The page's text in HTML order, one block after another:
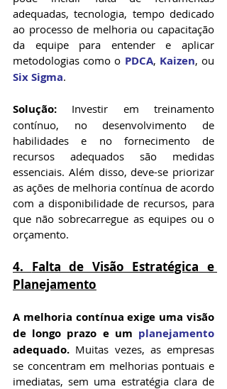
adequadas, tecnologia, tempo dedicado
ao processo de melhoria ou capacitação
da equipe para entender e aplicar
metodologias como o PDCA, Kaizen
Six Sigma.
Solução: Investir em treinamento
contínuo, no desenvolvimento de
habilidades e no fornecimento de
recursos adequados são medidas
essenciais. Além disso, deve-se priorizar
as ações de melhoria contínua de acordo
com a disponibilidade de recursos, para
que não sobrecarregue as equipes ou o
orçamento.
4. Falta de Visão Estratégica e
Planejamento
A melhoria contínua exige uma visão
de longo prazo e um planejamento
adequado. Muitas vezes, as empresas
se concentram em melhorias pontuais e
imediatas, sem uma estratégia clara de